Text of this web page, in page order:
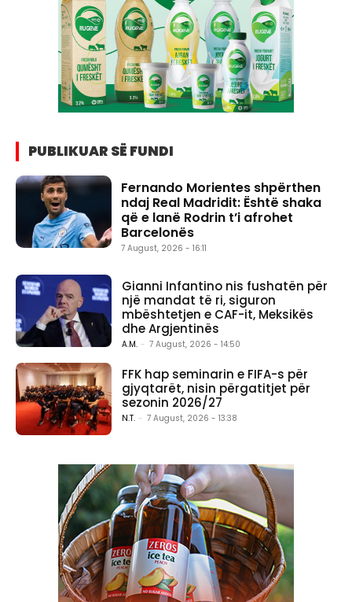
PUBLIKUAR SË FUNDI
Fernando Morientes shpërthen
ndaj Real Madridit: Është shaka
që e lanë Rodrin t’i afrohet
Barcelonës
7 August, 2026 - 16:11
Gianni Infantino nis fushatën për
një mandat të ri, siguron
mbështetjen e CAF-it, Meksikës
dhe Argjentinës
A.M. - 7 August, 2026 - 14:50
FFK hap seminarin e FIFA-s për
gjyqtarët, nisin përgatitjet për
sezonin 2026/27
N.T. - 7 August, 2026 - 13:38